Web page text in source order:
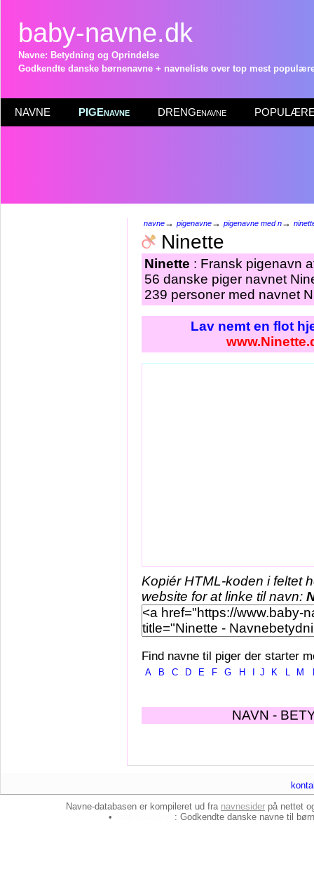
baby-navne.dk
Navne: Betydning og Oprindelse
Godkendte danske børnenavne + navneliste over top mest
NAVNE PIGEnavne DRENGenavne POPULÆRE
navne→ pigenavne→ pigenavne med n→
Ninette
Ninette : Fransk pigenavn
56 danske piger navnet
239 personer med navnet
Lav nemt en flot
Kopiér HTML-koden i feltet
website for at linke til navn:
Find navne til piger der starter
A B C D E F G H J K L M
NAVN -
Navne-databasen er kompileret ud fra navnesider på nettet
•
: Godkendte danske navne til børn